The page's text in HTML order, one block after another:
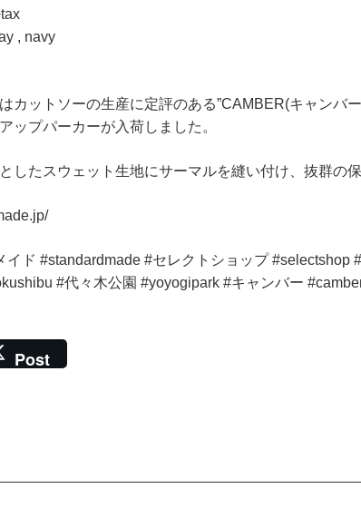
, navy
カットソーの生産に定評のある”CAMBER(キャンバ
ップパーカーが入荷しました。
したスウェット生地にサーマルを縫い付け、抜群の
イド #standardmade #セレクトショップ #selectshop
#代々木公園 #yoyogipark #キャンバー
Post